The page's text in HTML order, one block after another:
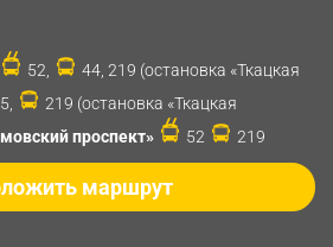
52,
44, 219 (остановка «Ткацкая
219 (остановка «Ткацкая
проспект» 52 219
маршрут